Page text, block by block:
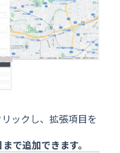
ックし、拡張項目を
で追加できます。